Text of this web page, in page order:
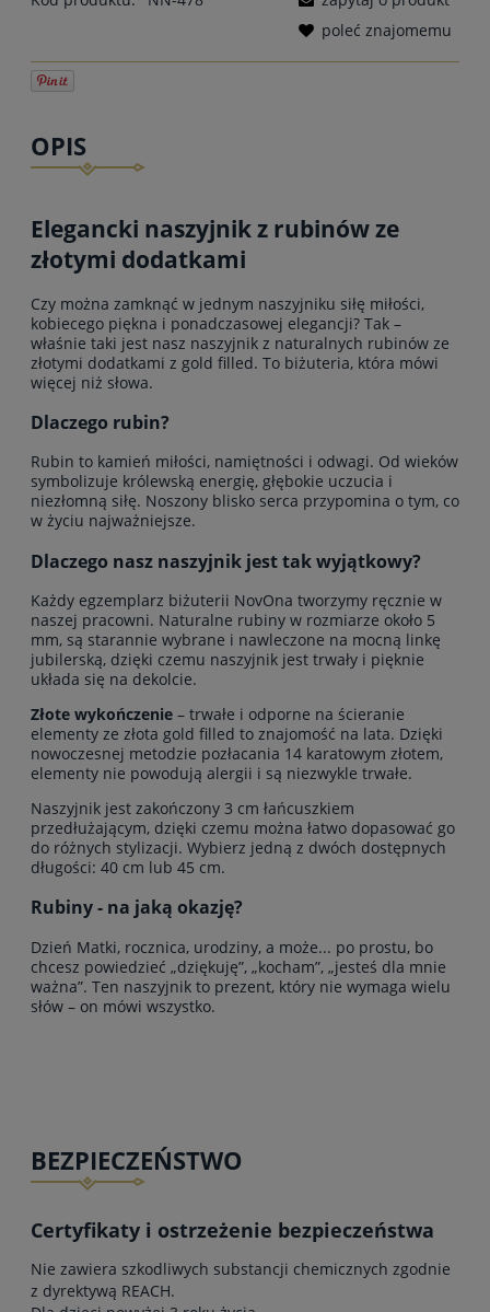
poleć znajomemu
OPIS
Elegancki naszyjnik z rubinów ze
złotymi dodatkami
Czy można zamknąć w jednym naszyjniku siłę miłości,
kobiecego piękna i ponadczasowej elegancji? Tak –
właśnie taki jest nasz naszyjnik z naturalnych rubinów ze
złotymi dodatkami z gold filled. To biżuteria, która mówi
więcej niż słowa.
Dlaczego rubin?
Rubin to kamień miłości, namiętności i odwagi. Od wieków
symbolizuje królewską energię, głębokie uczucia i
niezłomną siłę. Noszony blisko serca przypomina o tym, co
w życiu najważniejsze.
Dlaczego nasz naszyjnik jest tak wyjątkowy?
Każdy egzemplarz biżuterii NovOna tworzymy ręcznie w
naszej pracowni. Naturalne rubiny w rozmiarze około 5
mm, są starannie wybrane i nawleczone na mocną linkę
jubilerską, dzięki czemu naszyjnik jest trwały i pięknie
układa się na dekolcie.
Złote wykończenie – trwałe i odporne na ścieranie
elementy ze złota gold filled to znajomość na lata. Dzięki
nowoczesnej metodzie pozłacania 14 karatowym złotem,
elementy nie powodują alergii i są niezwykle trwałe.
Naszyjnik jest zakończony 3 cm łańcuszkiem
przedłużającym, dzięki czemu można łatwo dopasować go
do różnych stylizacji. Wybierz jedną z dwóch dostępnych
długości: 40 cm lub 45 cm.
Rubiny - na jaką okazję?
Dzień Matki, rocznica, urodziny, a może... po prostu, bo
chcesz powiedzieć „dziękuję”, „kocham”, „jesteś dla mnie
ważna”. Ten naszyjnik to prezent, który nie wymaga wielu
słów – on mówi wszystko.
BEZPIECZEŃSTWO
Certyfikaty i ostrzeżenie bezpieczeństwa
Nie zawiera szkodliwych substancji chemicznych zgodnie
z dyrektywą REACH.